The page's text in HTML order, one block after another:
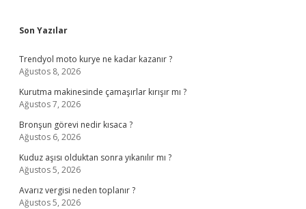
Sidebar
Son Yazılar
Trendyol moto kurye ne kadar kazanır ?
Ağustos 8, 2026
Kurutma makinesinde çamaşırlar kırışır mı ?
Ağustos 7, 2026
Bronşun görevi nedir kısaca ?
Ağustos 6, 2026
Kuduz aşısı olduktan sonra yıkanılır mı ?
Ağustos 5, 2026
Avarız vergisi neden toplanır ?
Ağustos 5, 2026